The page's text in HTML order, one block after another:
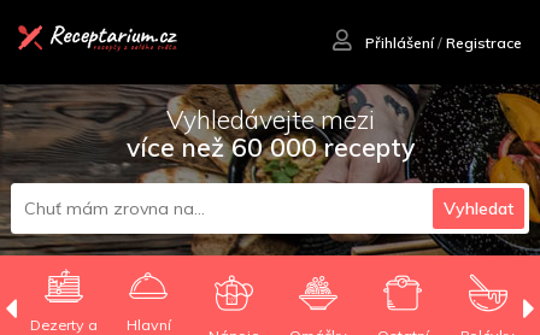
Přihlášení/ Registrace
Vyhledávejte mezi
více než 60 000 recepty
Vyhledat
Dezerty a
Hlavní